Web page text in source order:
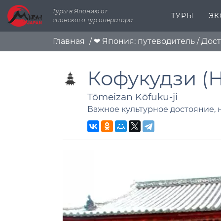
Туры в Японию от
японского тур оператора.
ТУРЫ
Главная / ❤ Япония: путеводитель /
Кофукудзи
Tōmeizan Kōfuku-ji
Важное культурное достояние,